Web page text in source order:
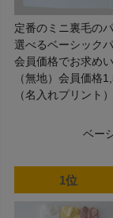
定番のミニ裏毛の
選べるベーシック
会員価格でお求め
（無地）会員価格
（名入れプリント
ベー
1位